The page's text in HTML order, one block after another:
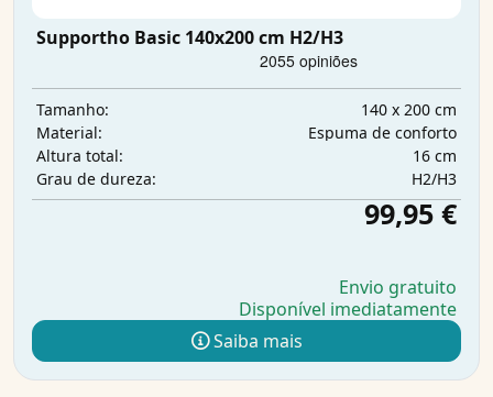
Supportho Basic 140x200 cm H2/H3
Tamanho:
140 x 200 cm
Material:
Espuma de conforto
Altura total:
16 cm
Grau de dureza:
H2/H3
99,95 €
Envio gratuito
Disponível imediatamente
Saiba mais